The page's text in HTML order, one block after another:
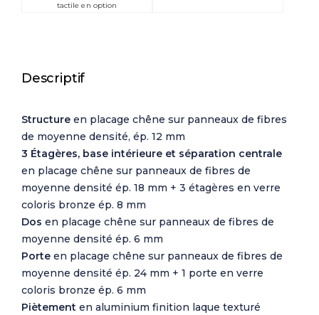
tactile en option
Descriptif
Structure en placage chêne sur panneaux de fibres
de moyenne densité, ép. 12 mm
3 Étagères, base intérieure et séparation centrale
en placage chêne sur panneaux de fibres de
moyenne densité ép. 18 mm + 3 étagères en verre
coloris bronze ép. 8 mm
Dos en placage chêne sur panneaux de fibres de
moyenne densité ép. 6 mm
Porte en placage chêne sur panneaux de fibres de
moyenne densité ép. 24 mm + 1 porte en verre
coloris bronze ép. 6 mm
Piètement en aluminium finition laque texturé